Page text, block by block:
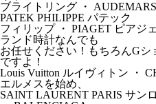
ブライトリング ・
PATEK PHILIPPE パテック
フィリップ ・ PIAGET ピアジ
ランド時計なんでも
お任せください！もちろんG
ですよ！
Louis Vuitton ルイヴィトン ・
エルメスを始め、
SAINT LAURENT PARIS サン